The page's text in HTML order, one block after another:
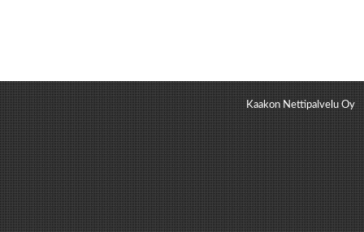
Kaakon Nettipalvelu Oy